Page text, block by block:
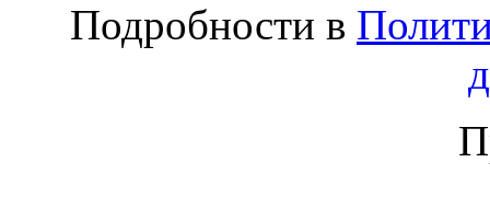
Подробности в